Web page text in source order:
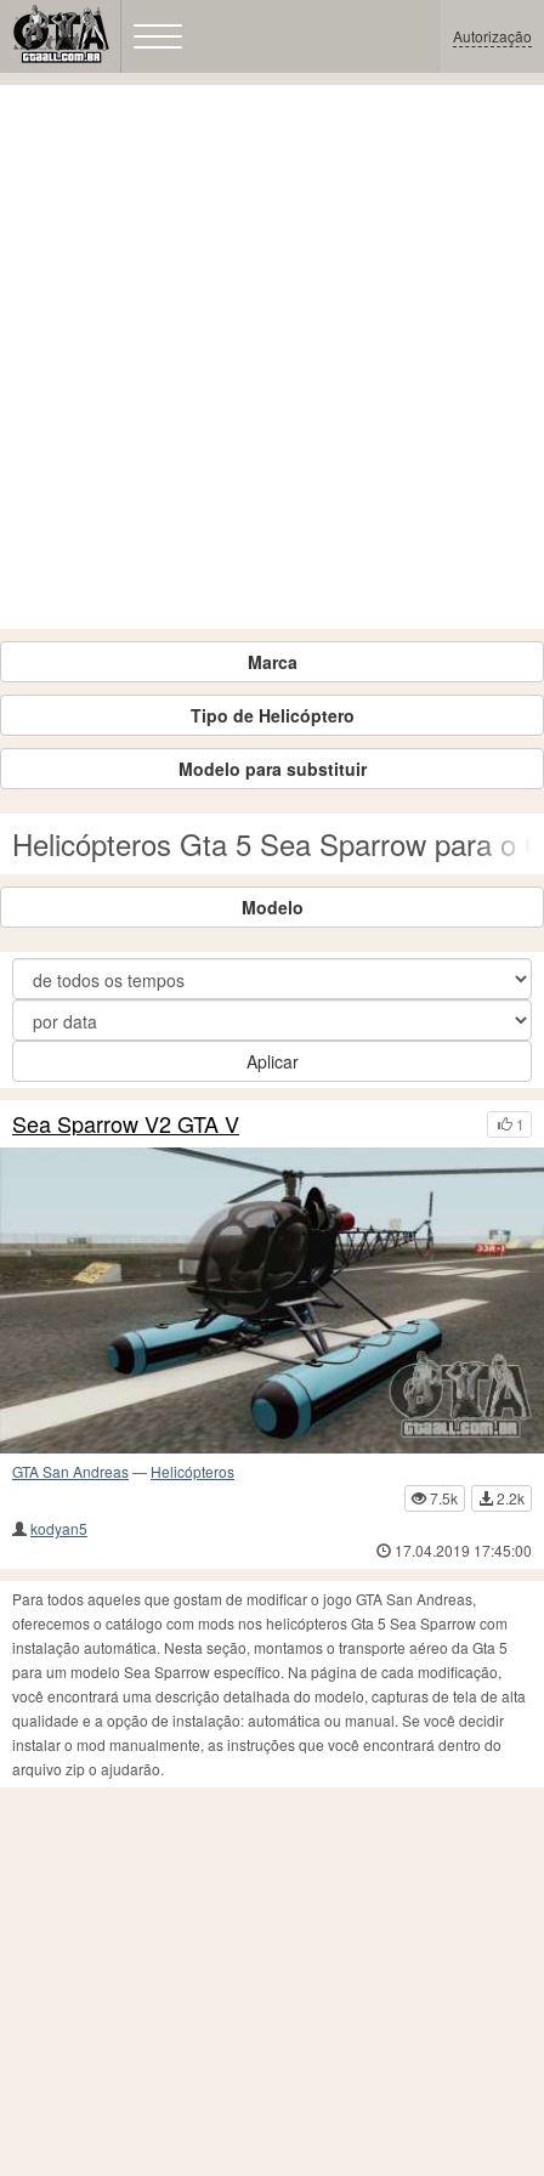
Autorização
Marca
Tipo de Helicóptero
Modelo para substituir
Helicópteros Gta 5 Sea Sparrow para o
Modelo
Aplicar
1
Sea Sparrow V2 GTA V
GTA San Andreas— Helicópteros
7.5k
2.2k
kodyan5
17.04.2019 17:45:00
Para todos aqueles que gostam de modificar o jogo GTA San Andreas,
oferecemos o catálogo com mods nos helicópteros Gta 5 Sea Sparrow com
instalação automática. Nesta seção, montamos o transporte aéreo da Gta 5
para um modelo Sea Sparrow específico. Na página de cada modificação,
você encontrará uma descrição detalhada do modelo, capturas de tela de alta
qualidade e a opção de instalação: automática ou manual. Se você decidir
instalar o mod manualmente, as instruções que você encontrará dentro do
arquivo zip o ajudarão.